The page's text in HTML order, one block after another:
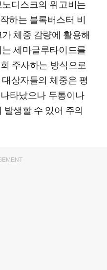
디스크의 위고비는
하는 블록버스터 비
체중 감량에 활용해
세마글루타이드를
주사하는 방식으로
상자들의 체중은 평
타났으나 두통이나
생할 수 있어 주의